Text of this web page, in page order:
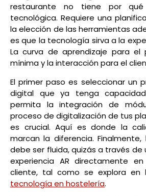
restaurante no tiene por
tecnológica. Requiere una
la elección de las herramientas
es que la tecnología sirva a la
La curva de aprendizaje para el
mínima y la interacción para el
El primer paso es seleccionar un
digital que ya tenga
permita la integración de
proceso de digitalización de tus
es crucial. Aquí es donde la
marcan la diferencia.
debe ser fluida, quizás a través de
experiencia AR directamente
cliente, tal como se explora en
tecnología en hostelería.